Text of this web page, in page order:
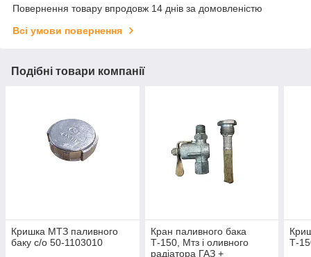
Повернення товару впродовж 14 днів за домовленістю
Всі умови повернення
Подібні товари компанії
Кришка МТЗ паливного
баку с/о 50-1103010
Кран паливного бака
Т-150, Мтз і оливного
радіатора ГАЗ +
Т-